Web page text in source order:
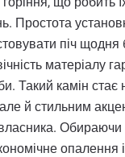
Простота
піч щодня
матеріалу
Такий камін
й стильним
Обираючи
опалення